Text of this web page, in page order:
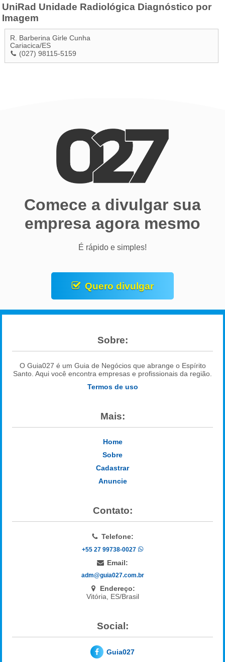
UniRad Unidade Radiológica Diagnóstico por
Imagem
R. Barberina Girle Cunha
Cariacica/ES
(027) 98115-5159
Comece a divulgar sua
empresa agora mesmo
É rápido e simples!
Quero divulgar
Sobre:
O Guia027 é um Guia de Negócios que abrange o Espírito
Santo. Aqui você encontra empresas e profissionais da região.
Termos de uso
Mais:
Home
Sobre
Cadastrar
Anuncie
Contato:
Telefone:
+55 27 99738-0027
Email:
adm@guia027.com.br
Endereço:
Vitória, ES/Brasil
Social:
Guia027